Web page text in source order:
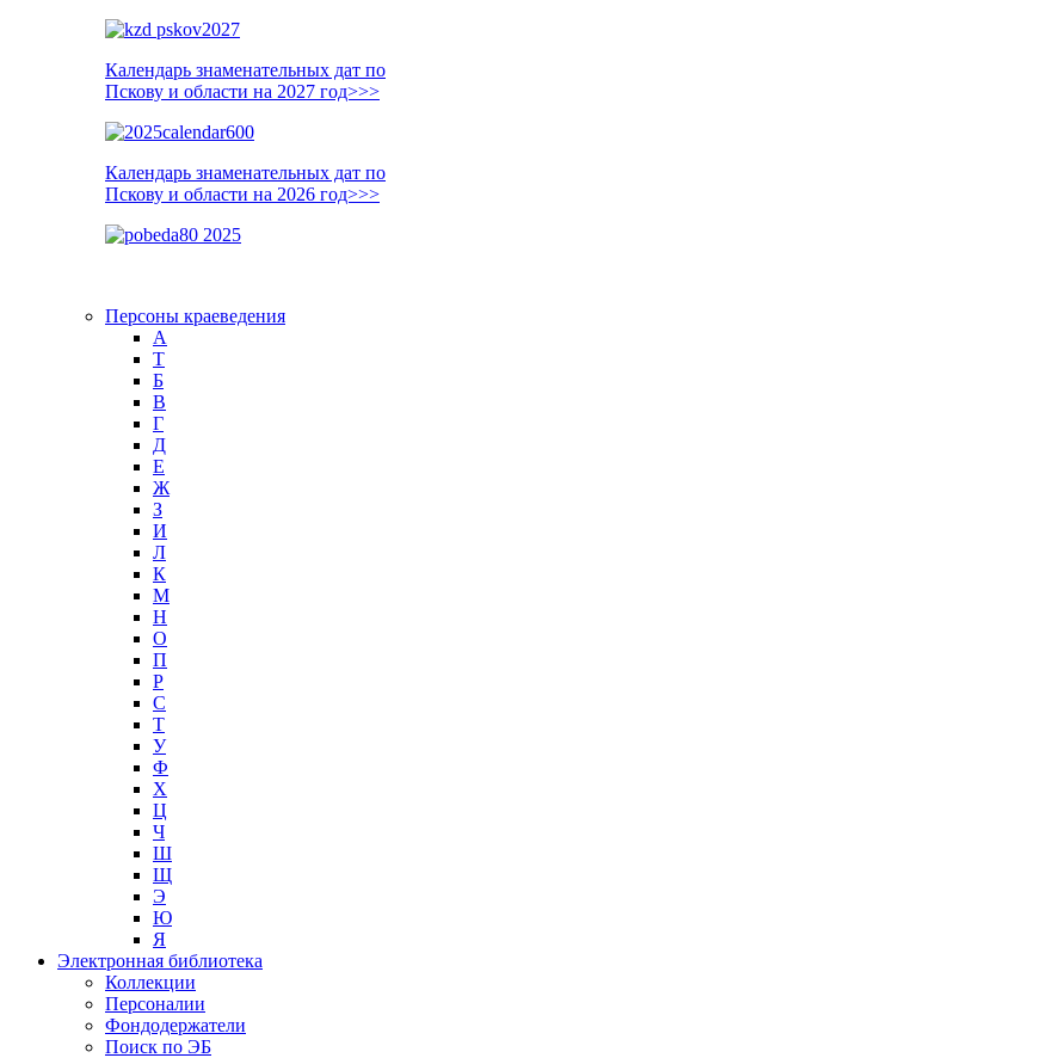
Календарь знаменательных дат по
Пскову и области на 2027 год>>>
Календарь знаменательных дат по
Пскову и области на 2026 год>>>
Персоны краеведения
А
T
Б
В
Г
Д
Е
Ж
З
И
Л
К
М
Н
О
П
Р
С
Т
У
Ф
Х
Ц
Ч
Ш
Щ
Э
Ю
Я
Электронная библиотека
Коллекции
Персоналии
Фондодержатели
Поиск по ЭБ